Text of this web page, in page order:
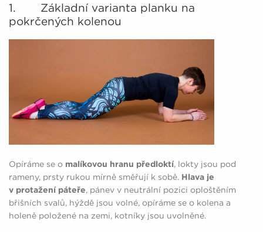
1. Základní varianta planku na
pokrčených kolenou
Opíráme se o malíkovou hranu předloktí, lokty jsou pod
rameny, prsty rukou mírně směřují k sobě. Hlava je
v protažení páteře, pánev v neutrální pozici oploštěním
břišních svalů, hýždě jsou volné, opíráme se o kolena a
holeně položené na zemi, kotníky jsou uvolněné.